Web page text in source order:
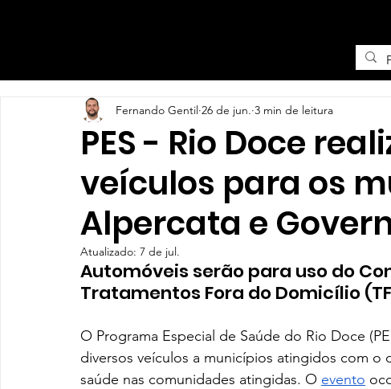
PES - Rio Doce
veículos para os
Alpercata e
Fernando Gentil 26 de jun. 3 min de leitura
Atualizado: 7 de jul.
Automóveis serão para uso do
Tratamentos Fora do Domicílio
O Programa Especial de Saúde do Rio Doce
diversos veículos a municípios atingidos com
saúde nas comunidades atingidas. O evento